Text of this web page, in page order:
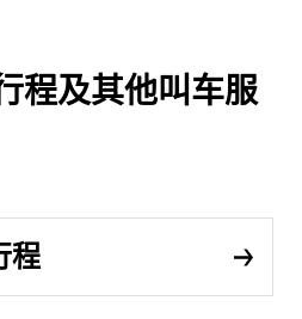
程及其他叫车服
程